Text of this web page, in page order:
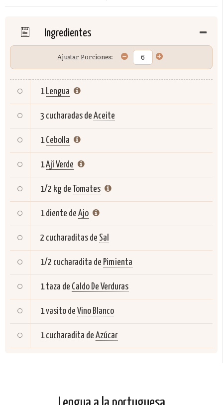
Ingredientes
Ajustar Porciones:
1 Lengua
3 cucharadas de Aceite
1 Cebolla
1Ají Verde
1/2 kg de Tomates
1 diente de Ajo
2 cucharaditas de Sal
1/2 cucharadita de Pimienta
1 taza de Caldo De Verduras
1 vasito de Vino Blanco
1 cucharadita de Azúcar